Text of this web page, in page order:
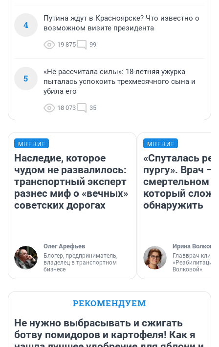
4
Путина ждут в Красноярске? Что известно о
возможном визите президента
19 875 99
5
«Не рассчитала силы»: 18-летняя ужурка
пыталась успокоить трехмесячного сына и
убила его
18 073 35
МНЕНИЕ
Наследие, которое
чудом не развалилось:
транспортный эксперт
разнес миф о «вечных»
советских дорогах
Олег Арефьев
Блогер, предприниматель,
владелец в транспортном
бизнесе
МНЕНИЕ
«Спуталась
пургу». Врач —
смертельном
который
обнаружить
Ирина Волкова
Главврач
«Реабилитация
Волковой»
РЕКОМЕНДУЕМ
Не нужно выбрасывать и сжигать
ботву помидоров и картофеля! Как я